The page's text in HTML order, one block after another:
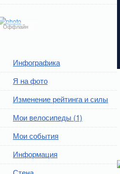
Оффлайн
Инфографика
Я на фото
Изменение рейтинга и силы
Мои велосипеды (1)
Мои события
Информация